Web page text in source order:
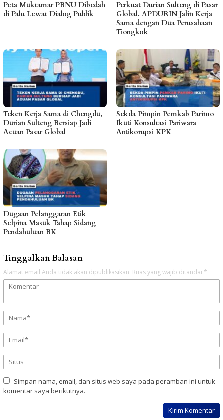
Peta Muktamar PBNU Dibedah
di Palu Lewat Dialog Publik
Perkuat Durian Sulteng di Pasar
Global, APDURIN Jalin Kerja
Sama dengan Dua Perusahaan
Tiongkok
Teken Kerja Sama di Chengdu,
Durian Sulteng Bersiap Jadi
Acuan Pasar Global
Sekda Pimpin Pemkab Parimo
Ikuti Konsultasi Pariwara
Antikorupsi KPK
Dugaan Pelanggaran Etik
Selpina Masuk Tahap Sidang
Pendahuluan BK
Tinggalkan Balasan
Alamat email Anda tidak akan dipublikasikan. Ruas yang wajib ditandai *
Simpan nama, email, dan situs web saya pada peramban ini untuk
komentar saya berikutnya.